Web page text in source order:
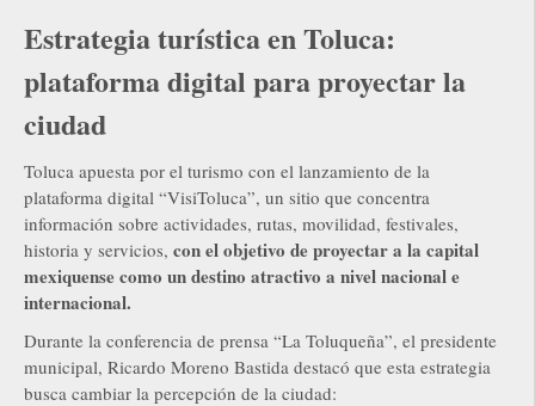
Estrategia turística en Toluca:
plataforma digital para proyectar la
ciudad
Toluca apuesta por el turismo con el lanzamiento de la
plataforma digital “VisiToluca”, un sitio que concentra
información sobre actividades, rutas, movilidad, festivales,
historia y servicios, con el objetivo de proyectar a la capital
mexiquense como un destino atractivo a nivel nacional e
internacional.
Durante la conferencia de prensa “La Toluqueña”, el presidente
municipal, Ricardo Moreno Bastida destacó que esta estrategia
busca cambiar la percepción de la ciudad: